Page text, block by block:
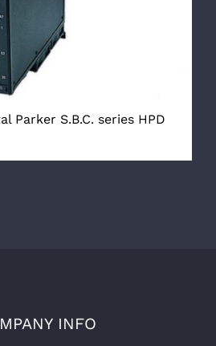
Parker S.B.C. series HPD
INFO